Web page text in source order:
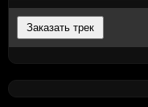
Заказать трек